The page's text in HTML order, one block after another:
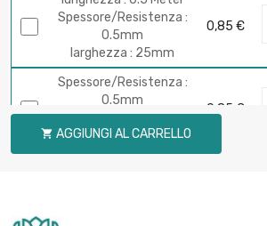
Spessore/Resistenza :
0.5mm
larghezza : 25mm
0,85 €
Spessore/Resistenza :
0.5mm
lunghezza : 0.75 Meter
larghezza : 25mm
0,85 €
 AGGIUNGI AL CARRELLO